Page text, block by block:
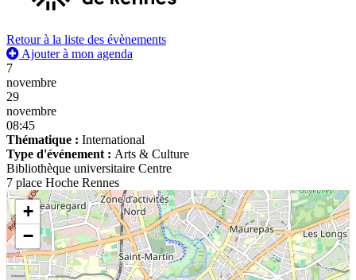
Retour à la liste des évènements
Ajouter à mon agenda
7
novembre
29
novembre
08:45
Thématique : International
Type d'événement : Arts & Culture
Bibliothèque universitaire Centre
7 place Hoche Rennes
+
−